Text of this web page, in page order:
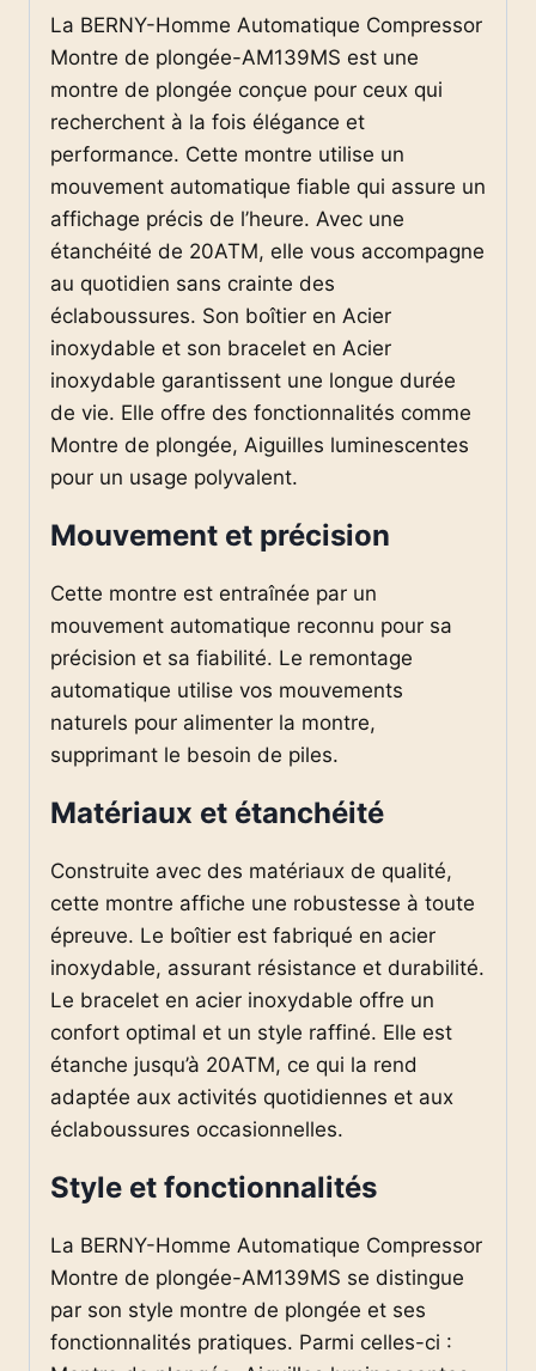
La BERNY-Homme Automatique Compressor
Montre de plongée-AM139MS est une
montre de plongée conçue pour ceux qui
recherchent à la fois élégance et
performance. Cette montre utilise un
mouvement automatique fiable qui assure un
affichage précis de l’heure. Avec une
étanchéité de 20ATM, elle vous accompagne
au quotidien sans crainte des
éclaboussures. Son boîtier en Acier
inoxydable et son bracelet en Acier
inoxydable garantissent une longue durée
de vie. Elle offre des fonctionnalités comme
Montre de plongée, Aiguilles luminescentes
pour un usage polyvalent.
Mouvement et précision
Cette montre est entraînée par un
mouvement automatique reconnu pour sa
précision et sa fiabilité. Le remontage
automatique utilise vos mouvements
naturels pour alimenter la montre,
supprimant le besoin de piles.
Matériaux et étanchéité
Construite avec des matériaux de qualité,
cette montre affiche une robustesse à toute
épreuve. Le boîtier est fabriqué en acier
inoxydable, assurant résistance et durabilité.
Le bracelet en acier inoxydable offre un
confort optimal et un style raffiné. Elle est
étanche jusqu’à 20ATM, ce qui la rend
adaptée aux activités quotidiennes et aux
éclaboussures occasionnelles.
Style et fonctionnalités
La BERNY-Homme Automatique Compressor
Montre de plongée-AM139MS se distingue
par son style montre de plongée et ses
fonctionnalités pratiques. Parmi celles-ci :